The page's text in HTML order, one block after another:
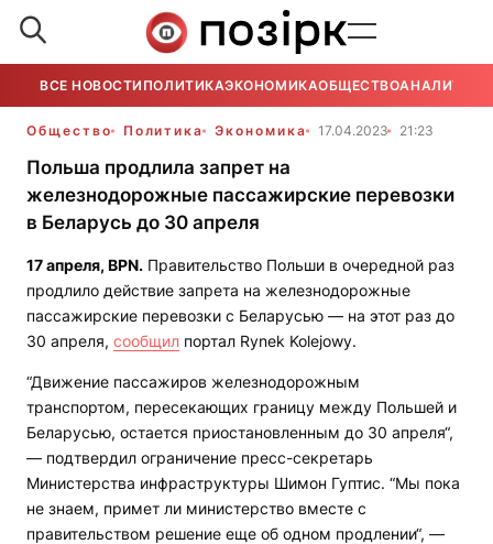
ВСЕ НОВОСТИ ПОЛИТИКАЭКОНОМИКАОБЩЕСТВОАНАЛИТИКА
Общество Политика Экономика 17.04.2023 21:23
Польша продлила запрет на
железнодорожные пассажирские перевозки
в Беларусь до 30 апреля
17 апреля, BPN. Правительство Польши в очередной раз
продлило действие запрета на железнодорожные
пассажирские перевозки с Беларусью — на этот раз до
30 апреля, сообщил портал Rynek Kolejowy.
“Движение пассажиров железнодорожным
транспортом, пересекающих границу между Польшей и
Беларусью, остается приостановленным до 30 апреля“,
— подтвердил ограничение пресс-секретарь
Министерства инфраструктуры Шимон Гуптис. “Мы пока
не знаем, примет ли министерство вместе с
правительством решение еще об одном продлении“, —